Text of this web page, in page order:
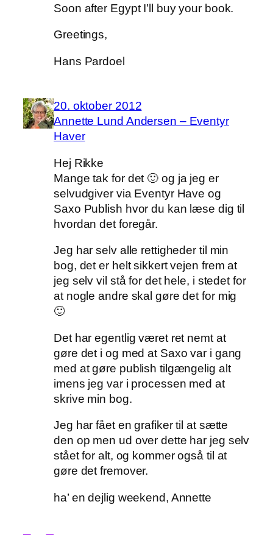
Soon after Egypt I’ll buy your book.
Greetings,
Hans Pardoel
20. oktober 2012
Annette Lund Andersen – Eventyr
Haver
Hej Rikke
Mange tak for det 🙂 og ja jeg er
selvudgiver via Eventyr Have og
Saxo Publish hvor du kan læse dig til
hvordan det foregår.
Jeg har selv alle rettigheder til min
bog, det er helt sikkert vejen frem at
jeg selv vil stå for det hele, i stedet for
at nogle andre skal gøre det for mig
🙂
Det har egentlig været ret nemt at
gøre det i og med at Saxo var i gang
med at gøre publish tilgængelig alt
imens jeg var i processen med at
skrive min bog.
Jeg har fået en grafiker til at sætte
den op men ud over dette har jeg selv
stået for alt, og kommer også til at
gøre det fremover.
ha’ en dejlig weekend, Annette